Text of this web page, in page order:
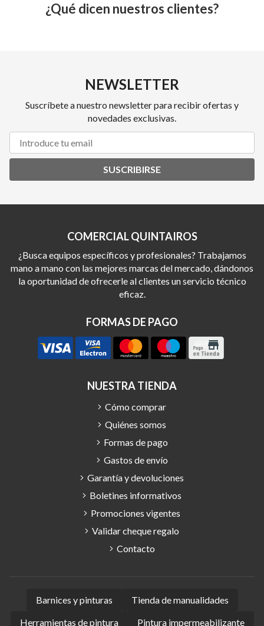
¿Qué dicen nuestros clientes?
NEWSLETTER
Suscríbete a nuestro newsletter para recibir ofertas y
novedades exclusivas.
SUSCRIBIRSE
COMERCIAL QUINTAIROS
¿Busca equipos específicos y profesionales? Trabajamos
mano a mano con las mejores marcas del mercado, dándonos
la oportunidad de ofrecerle al clientes un servicio técnico
eficaz.
FORMAS DE PAGO
NUESTRA TIENDA
Cómo comprar
Quiénes somos
Formas de pago
Gastos de envío
Garantía y devoluciones
Boletines informativos
Promociones vigentes
Validar cheque regalo
Contacto
Barnices y pinturas
Tienda de manualidades
Herramientas de pintura
Pintura impermeabilizante